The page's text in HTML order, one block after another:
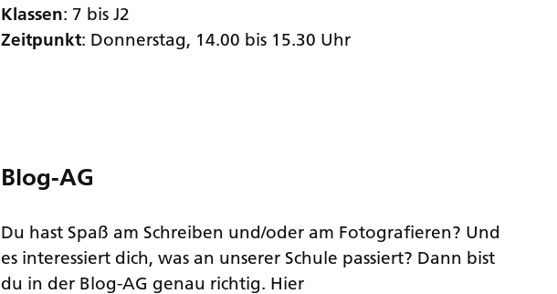
Klassen: 7 bis J2
Zeitpunkt: Donnerstag, 14.00 bis 15.30 Uhr
Blog-AG
Du hast Spaß am Schreiben und/oder am Fotografieren? Und
es interessiert dich, was an unserer Schule passiert? Dann bist
du in der Blog-AG genau richtig. Hier